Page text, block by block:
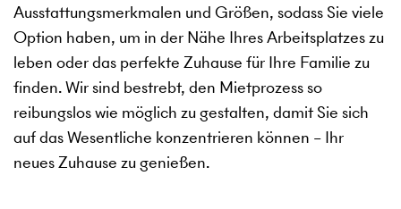
Ausstattungsmerkmalen und Größen, sodass Sie viele
Option haben, um in der Nähe Ihres Arbeitsplatzes zu
leben oder das perfekte Zuhause für Ihre Familie zu
finden. Wir sind bestrebt, den Mietprozess so
reibungslos wie möglich zu gestalten, damit Sie sich
auf das Wesentliche konzentrieren können – Ihr
neues Zuhause zu genießen.